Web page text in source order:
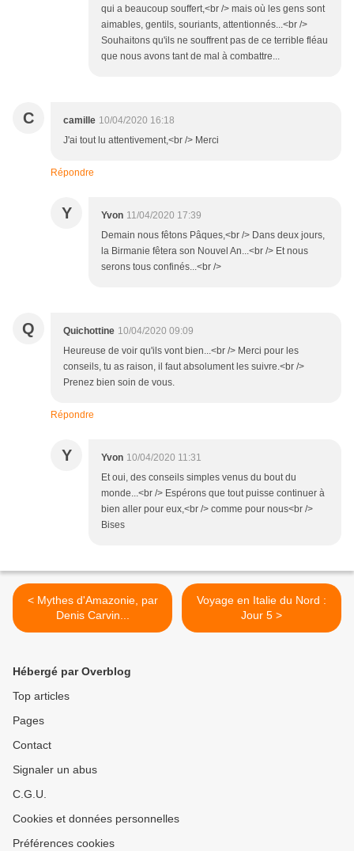
qui a beaucoup souffert,<br /> mais où les gens sont
aimables, gentils, souriants, attentionnés...<br />
Souhaitons qu'ils ne souffrent pas de ce terrible fléau
que nous avons tant de mal à combattre...
C camille 10/04/2020 16:18
J'ai tout lu attentivement,<br /> Merci
Répondre
Y Yvon 11/04/2020 17:39
Demain nous fêtons Pâques,<br /> Dans deux jours,
la Birmanie fêtera son Nouvel An...<br /> Et nous
serons tous confinés...<br />
Q Quichottine 10/04/2020 09:09
Heureuse de voir qu'ils vont bien...<br /> Merci pour les
conseils, tu as raison, il faut absolument les suivre.<br />
Prenez bien soin de vous.
Répondre
Y Yvon 10/04/2020 11:31
Et oui, des conseils simples venus du bout du
monde...<br /> Espérons que tout puisse continuer à
bien aller pour eux,<br /> comme pour nous<br />
Bises
< Mythes d'Amazonie, par
Denis Carvin...
Voyage en Italie du Nord :
Jour 5 >
Hébergé par Overblog
Top articles
Pages
Contact
Signaler un abus
C.G.U.
Cookies et données personnelles
Préférences cookies